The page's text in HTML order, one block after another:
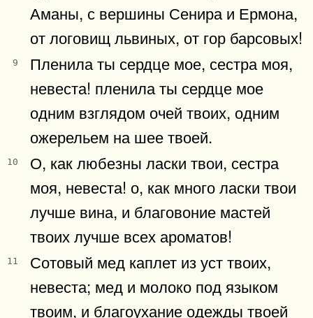
Аманы, с вершины Сенира и Ермона,
от логовищ львиных, от гор барсовых!
9
Пленила ты сердце мое, сестра моя,
невеста! пленила ты сердце мое
одним взглядом очей твоих, одним
ожерельем на шее твоей.
10
О, как любезны ласки твои, сестра
моя, невеста! о, как много ласки твои
лучше вина, и благовоние мастей
твоих лучше всех ароматов!
11
Сотовый мед каплет из уст твоих,
невеста; мед и молоко под языком
твоим, и благоухание одежды твоей